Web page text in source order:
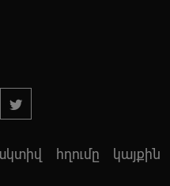
հղումը կայքին